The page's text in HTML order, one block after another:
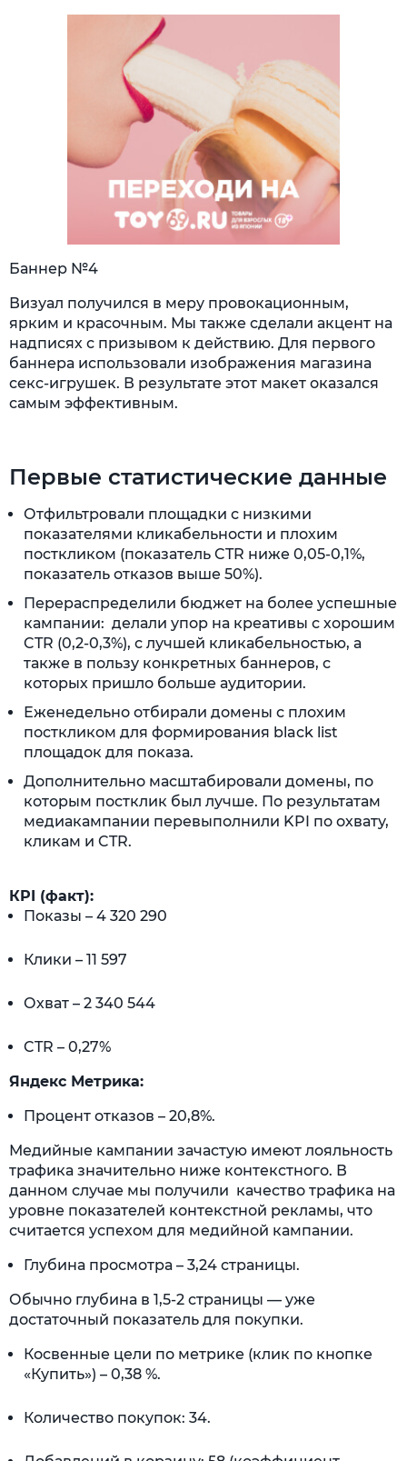
Баннер №4
Визуал получился в меру провокационным,
ярким и красочным. Мы также сделали акцент на
надписях с призывом к действию. Для первого
баннера использовали изображения магазина
секс-игрушек. В результате этот макет оказался
самым эффективным.
Первые статистические данные
Отфильтровали площадки с низкими
показателями кликабельности и плохим
посткликом (показатель CTR ниже 0,05-0,1%,
показатель отказов выше 50%).
Перераспределили бюджет на более успешные
кампании: делали упор на креативы с хорошим
CTR (0,2-0,3%), с лучшей кликабельностью, а
также в пользу конкретных баннеров, с
которых пришло больше аудитории.
Еженедельно отбирали домены с плохим
посткликом для формирования black list
площадок для показа.
Дополнительно масштабировали домены, по
которым постклик был лучше. По результатам
медиакампании перевыполнили KPI по охвату,
кликам и CTR.
КPI (факт):
Показы – 4 320 290
Клики – 11 597
Охват – 2 340 544
CTR – 0,27%
Яндекс Метрика:
Процент отказов – 20,8%.
Медийные кампании зачастую имеют лояльность
трафика значительно ниже контекстного. В
данном случае мы получили качество трафика на
уровне показателей контекстной рекламы, что
считается успехом для медийной кампании.
Глубина просмотра – 3,24 страницы.
Обычно глубина в 1,5-2 страницы — уже
достаточный показатель для покупки.
Косвенные цели по метрике (клик по кнопке
«Купить») – 0,38 %.
Количество покупок: 34.